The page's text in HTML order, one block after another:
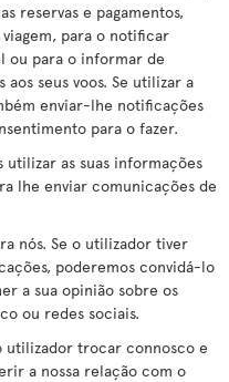
reservas e pagamentos,
para o notificar
ou para o informar de
seus voos. Se utilizar a
enviar-lhe notificações
para o fazer.
as suas informações
lhe enviar comunicações de
nós. Se o utilizador tiver
poderemos convidá-lo
a sua opinião sobre os
ou redes sociais.
utilizador trocar connosco e
a nossa relação com o